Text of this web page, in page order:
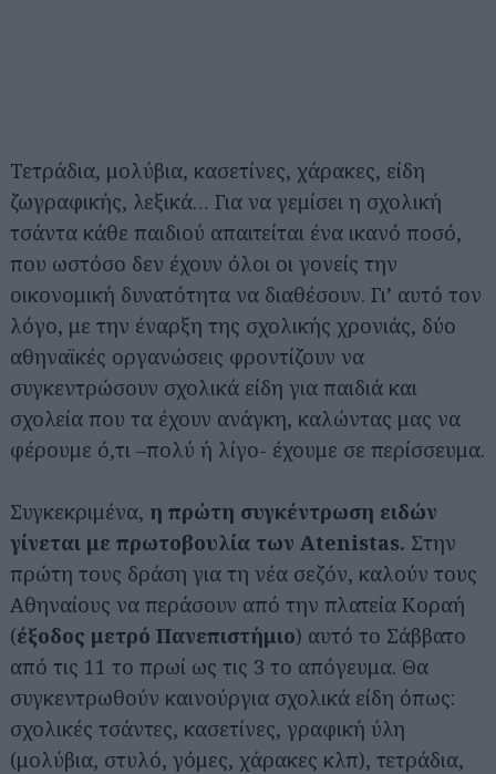
Τετράδια, μολύβια, κασετίνες, χάρακες, είδη
ζωγραφικής, λεξικά… Για να γεμίσει η σχολική
τσάντα κάθε παιδιού απαιτείται ένα ικανό ποσό,
που ωστόσο δεν έχουν όλοι οι γονείς την
οικονομική δυνατότητα να διαθέσουν. Γι’ αυτό τον
λόγο, με την έναρξη της σχολικής χρονιάς, δύο
αθηναϊκές οργανώσεις φροντίζουν να
συγκεντρώσουν σχολικά είδη για παιδιά και
σχολεία που τα έχουν ανάγκη, καλώντας μας να
φέρουμε ό,τι –πολύ ή λίγο- έχουμε σε περίσσευμα.
Συγκεκριμένα, η πρώτη συγκέντρωση ειδών
γίνεται με πρωτοβουλία των Atenistas. Στην
πρώτη τους δράση για τη νέα σεζόν, καλούν τους
Αθηναίους να περάσουν από την πλατεία Κοραή
(έξοδος μετρό Πανεπιστήμιο) αυτό το Σάββατο
από τις 11 το πρωί ως τις 3 το απόγευμα. Θα
συγκεντρωθούν καινούργια σχολικά είδη όπως:
σχολικές τσάντες, κασετίνες, γραφική ύλη
(μολύβια, στυλό, γόμες, χάρακες κλπ), τετράδια,